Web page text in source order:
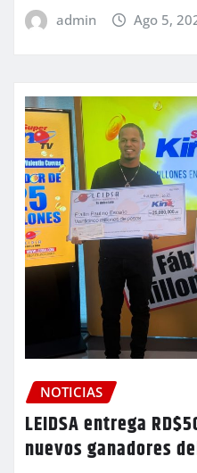
admin Ago 5,
NOTICIAS
LEIDSA entrega
nuevos ganadores